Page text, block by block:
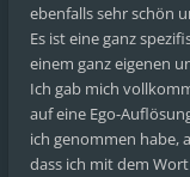
ebenfalls sehr schön
Es ist eine ganz
einem ganz eigenen
Ich gab mich
auf eine Ego-
ich genommen habe,
dass ich mit dem